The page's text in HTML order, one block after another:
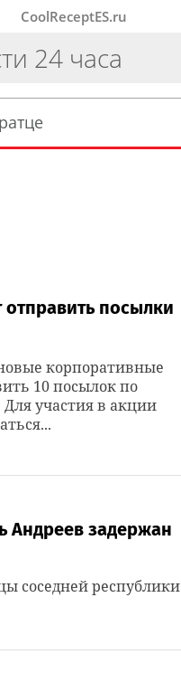
CoolReceptES.ru
24 часа
посылки
корпоративные
10 посылок по
участия в акции
Андреев задержан
соседней республики